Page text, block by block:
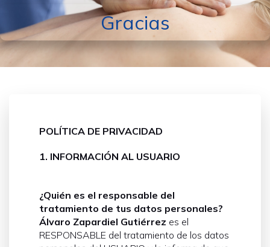
Gracias
POLÍTICA DE PRIVACIDAD
1. INFORMACIÓN AL USUARIO
¿Quién es el responsable del
tratamiento de tus datos personales?
Álvaro Zapardiel Gutiérrez es el
RESPONSABLE del tratamiento de los datos